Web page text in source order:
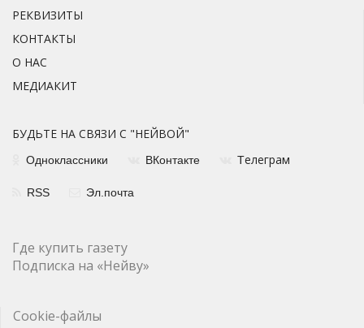
РЕКВИЗИТЫ
КОНТАКТЫ
О НАС
МЕДИАКИТ
БУДЬТЕ НА СВЯЗИ С "НЕЙВОЙ"
Одноклассники ВКонтакте Телеграм
RSS Эл.почта
Где купить газету
Подписка на «Нейву»
Cookie-файлы